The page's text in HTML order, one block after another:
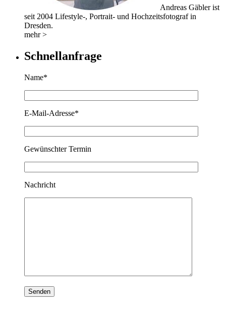
Andreas Gäbler ist
seit 2004 Lifestyle-, Portrait- und Hochzeitsfotograf in
Dresden.
mehr >
Schnellanfrage
Name*
E-Mail-Adresse*
Gewünschter Termin
Nachricht